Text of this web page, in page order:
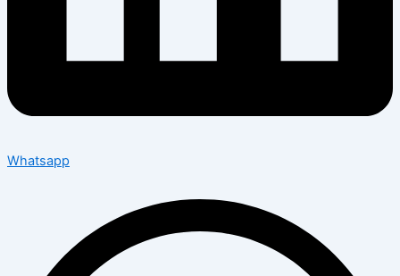
Whatsapp